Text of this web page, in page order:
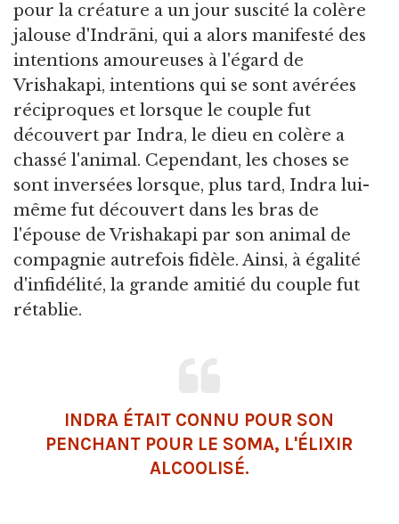
pour la créature a un jour suscité la colère
jalouse d'Indrāni, qui a alors manifesté des
intentions amoureuses à l'égard de
Vrishakapi, intentions qui se sont avérées
réciproques et lorsque le couple fut
découvert par Indra, le dieu en colère a
chassé l'animal. Cependant, les choses se
sont inversées lorsque, plus tard, Indra lui-
même fut découvert dans les bras de
l'épouse de Vrishakapi par son animal de
compagnie autrefois fidèle. Ainsi, à égalité
d'infidélité, la grande amitié du couple fut
rétablie.
INDRA ÉTAIT CONNU POUR SON
PENCHANT POUR LE SOMA, L'ÉLIXIR
ALCOOLISÉ.